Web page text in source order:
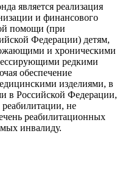
является реализация
и финансового
помощи (при
Федерации) детям,
и хроническими
редкими
обеспечение
изделиями, в
в Российской Федерации,
не
реабилитационных
инвалиду.